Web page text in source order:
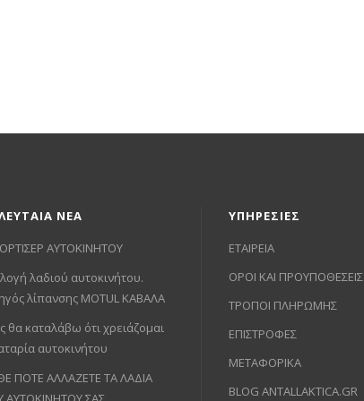
ΝΕΑ
ΑΥΤΟΚΙΝΗΤΟΥ
λαδιού αυτοκινήτου.
λίπανσης MOTUL ΚΑΒΑΛΑ
θα καταλάβω ότι χρειάζομαι
αυτοκινήτου
ΠΟΤΕ ΑΛΛΑΖΕΤΕ ΤΑ ΛΑΔΙΑ
ΥΠΗΡΕΣΙΕΣ
ΕΤΑΙΡΕΙΑ
ΟΡΟΙ ΚΑΙ ΠΡΟΥΠΟΘΕΣΕΙΣ
ΤΡΟΠΟΙ ΠΛΗΡΩΜΗΣ
ΕΠΙΣΤΡΟΦΕΣ
ΜΕΤΑΦΟΡΙΚΑ
BLOG ANTALLAKTICA.GR